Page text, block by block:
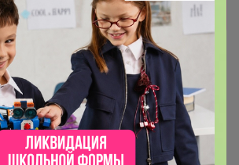
к текущей закупке
624
1.7K